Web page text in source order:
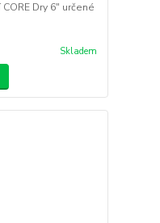
Dry 6" určené
Skladem